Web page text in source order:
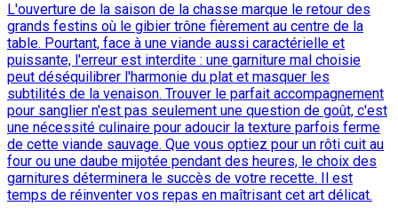
L'ouverture de la saison de la chasse marque le retour des
grands festins où le gibier trône fièrement au centre de la
table. Pourtant, face à une viande aussi caractérielle et
puissante, l'erreur est interdite : une garniture mal choisie
peut déséquilibrer l'harmonie du plat et masquer les
subtilités de la venaison. Trouver le parfait accompagnement
pour sanglier n'est pas seulement une question de goût, c'est
une nécessité culinaire pour adoucir la texture parfois ferme
de cette viande sauvage. Que vous optiez pour un rôti cuit au
four ou une daube mijotée pendant des heures, le choix des
garnitures déterminera le succès de votre recette. Il est
temps de réinventer vos repas en maîtrisant cet art délicat.